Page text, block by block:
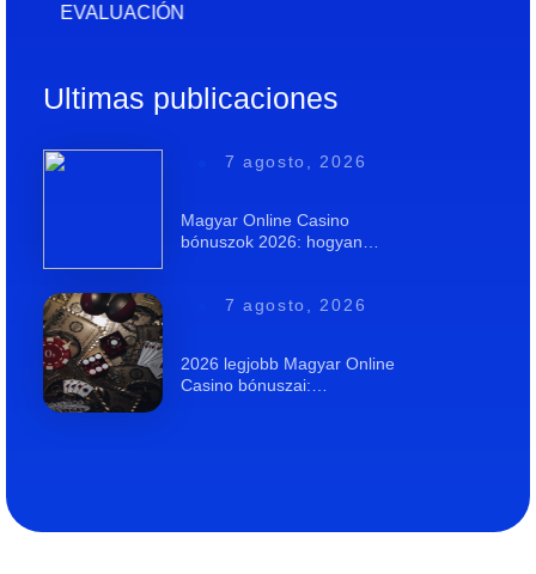
EVALUACIÓN
Ultimas publicaciones
7 agosto, 2026
Magyar Online Casino
bónuszok 2026: hogyan…
7 agosto, 2026
2026 legjobb Magyar Online
Casino bónuszai:…